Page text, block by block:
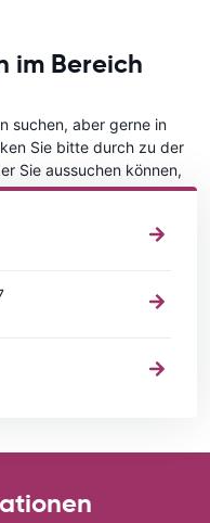
im Bereich
suchen, aber gerne in
Sie bitte durch zu der
Sie aussuchen können,
mieten wollen.